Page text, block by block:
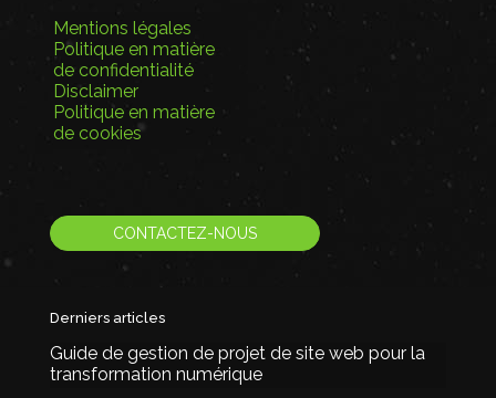
Mentions légales
Politique en matière
de confidentialité
Disclaimer
Politique en matière
de cookies
CONTACTEZ-NOUS
Derniers articles
Guide de gestion de projet de site web pour la
transformation numérique